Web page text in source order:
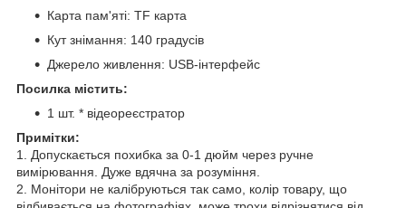
Карта пам'яті: TF карта
Кут знімання: 140 градусів
Джерело живлення: USB-інтерфейс
Посилка містить:
1 шт. * відеореєстратор
Примітки:
1. Допускається похибка за 0-1 дюйм через ручне
вимірювання. Дуже вдячна за розуміння.
2. Монітори не калібруються так само, колір товару, що